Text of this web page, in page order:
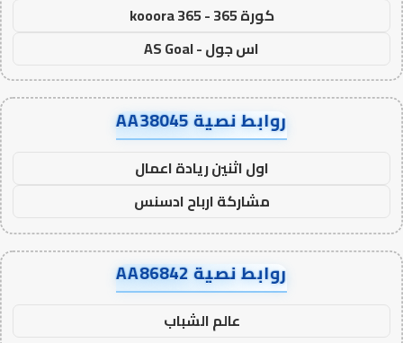
كورة 365 - kooora 365
اس جول - AS Goal
روابط نصية AA38045
اول اثنين ريادة اعمال
مشاركة ارباح ادسنس
روابط نصية AA86842
عالم الشباب